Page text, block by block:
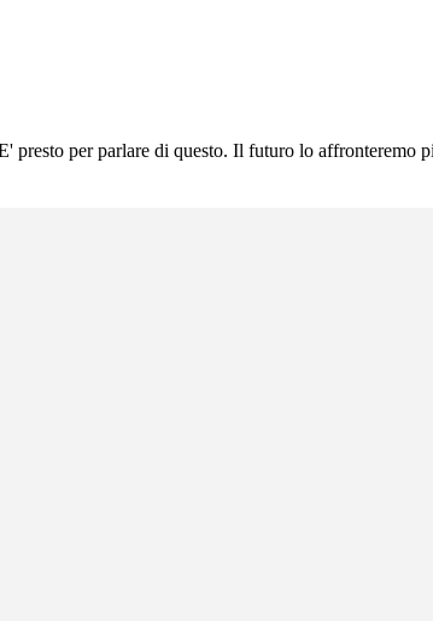
presto per parlare di questo. Il futuro lo affronteremo